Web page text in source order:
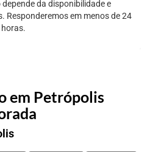
em Petrópolis
da disponibilidade e
Responderemos em menos de 24
horas.